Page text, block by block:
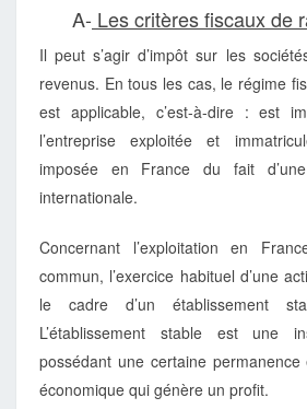
A- Les critères fiscaux de
Il peut s’agir d’impôt sur les
revenus. En tous les cas, le régime
est applicable, c’est-à-dire : est
l’entreprise exploitée et
imposée en France du fait
internationale.
Concernant l’exploitation en
commun, l’exercice habituel d’une
le cadre d’un établissement
L’établissement stable est une
possédant une certaine
économique qui génère un profit.